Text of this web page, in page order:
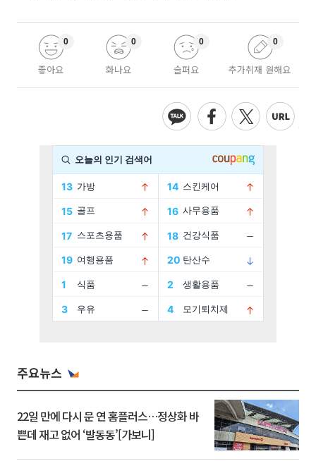
좋아요
0
화나요
0
슬퍼요
0
추가취재 원해요
0
주요뉴스
22일 만에 다시 문 연 홈플러스…정상화 바
쁜데 재고 없어 ‘발동동’[가보니]